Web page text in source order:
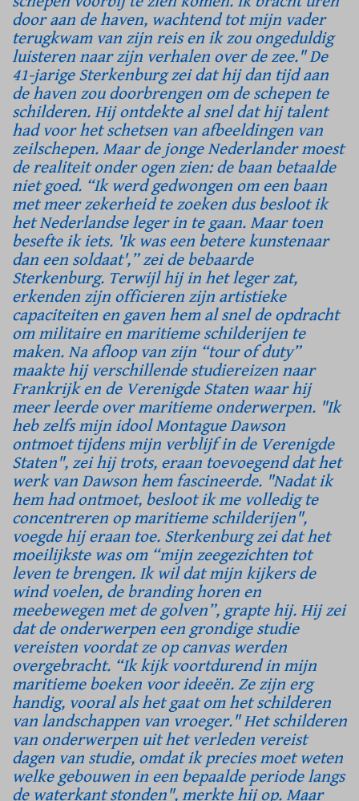
door aan de haven, wachtend tot mijn vader
terugkwam van zijn reis en ik zou ongeduldig
luisteren naar zijn verhalen over de zee." De
41-jarige Sterkenburg zei dat hij dan tijd aan
de haven zou doorbrengen om de schepen te
schilderen. Hij ontdekte al snel dat hij talent
had voor het schetsen van afbeeldingen van
zeilschepen. Maar de jonge Nederlander moest
de realiteit onder ogen zien: de baan betaalde
niet goed. “Ik werd gedwongen om een baan
met meer zekerheid te zoeken dus besloot ik
het Nederlandse leger in te gaan. Maar toen
besefte ik iets. 'Ik was een betere kunstenaar
dan een soldaat',” zei de bebaarde
Sterkenburg. Terwijl hij in het leger zat,
erkenden zijn officieren zijn artistieke
capaciteiten en gaven hem al snel de opdracht
om militaire en maritieme schilderijen te
maken. Na afloop van zijn “tour of duty”
maakte hij verschillende studiereizen naar
Frankrijk en de Verenigde Staten waar hij
meer leerde over maritieme onderwerpen. "Ik
heb zelfs mijn idool Montague Dawson
ontmoet tijdens mijn verblijf in de Verenigde
Staten", zei hij trots, eraan toevoegend dat het
werk van Dawson hem fascineerde. "Nadat ik
hem had ontmoet, besloot ik me volledig te
concentreren op maritieme schilderijen",
voegde hij eraan toe. Sterkenburg zei dat het
moeilijkste was om “mijn zeegezichten tot
leven te brengen. Ik wil dat mijn kijkers de
wind voelen, de branding horen en
meebewegen met de golven”, grapte hij. Hij zei
dat de onderwerpen een grondige studie
vereisten voordat ze op canvas werden
overgebracht. “Ik kijk voortdurend in mijn
maritieme boeken voor ideeën. Ze zijn erg
handig, vooral als het gaat om het schilderen
van landschappen van vroeger." Het schilderen
van onderwerpen uit het verleden vereist
dagen van studie, omdat ik precies moet weten
welke gebouwen in een bepaalde periode langs
de waterkant stonden", merkte hij op. Maar